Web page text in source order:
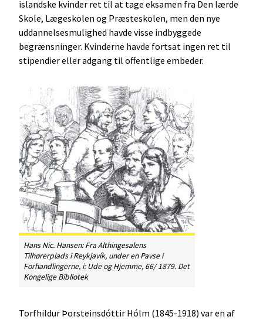
islandske kvinder ret til at tage eksamen fra Den lærde
Skole, Lægeskolen og Præsteskolen, men den nye
uddannelsesmulighed havde visse indbyggede
begrænsninger. Kvinderne havde fortsat ingen ret til
stipendier eller adgang til offentlige embeder.
Hans Nic. Hansen:Fra Althingesalens
Tilhørerplads i Reykjavík, under en Pavse i
Forhandlingerne, i: Ude og Hjemme, 66/ 1879. Det
Kongelige Bibliotek
Torfhildur Þorsteinsdóttir Hólm (1845-1918) var en af